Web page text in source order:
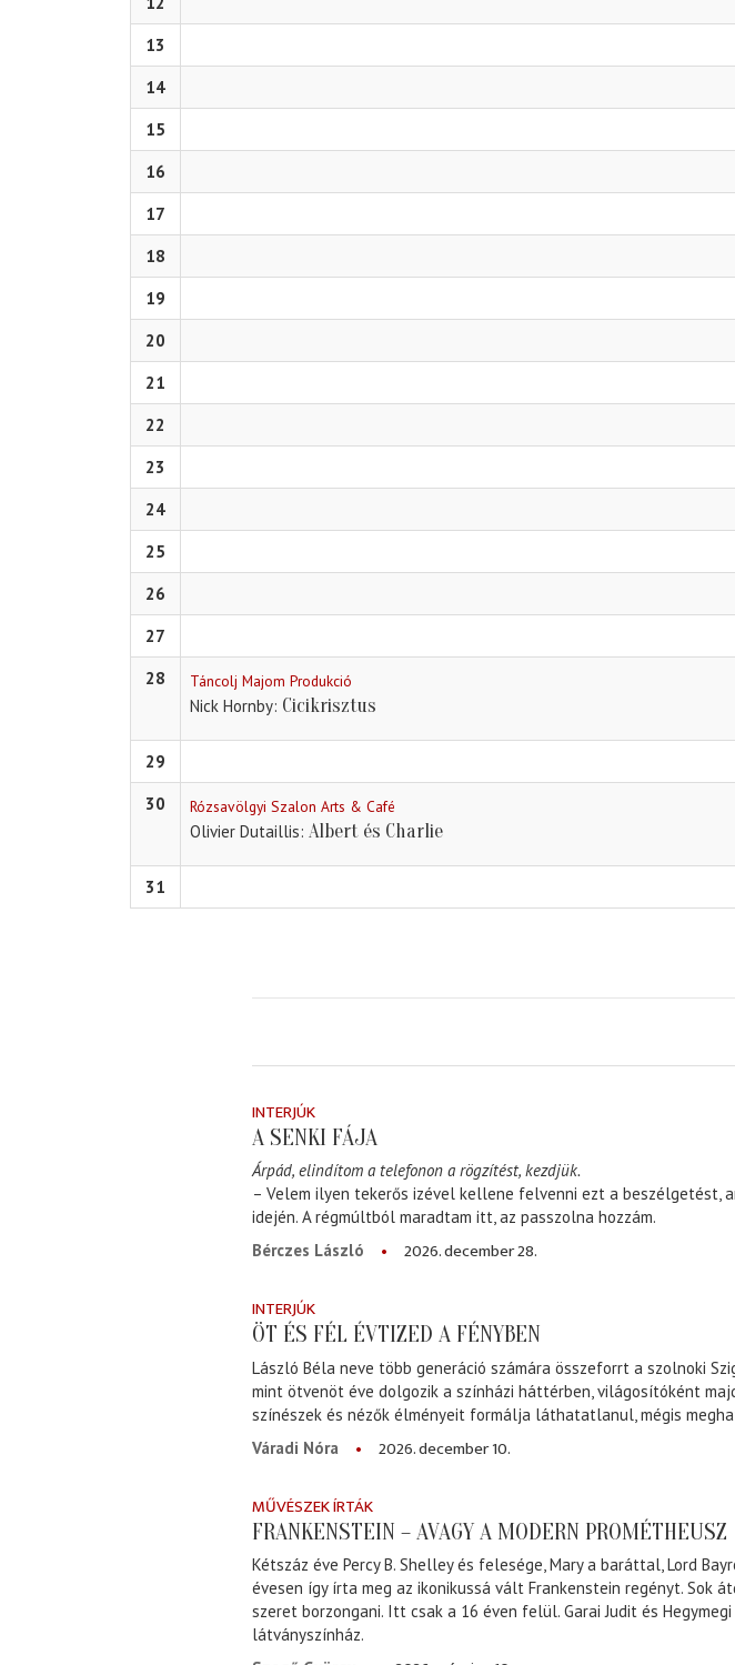
13
14
15
16
17
18
19
20
21
22
23
24
25
26
27
28
Táncolj Majom Produkció
Nick Hornby Cicikrisztus
29
30
Rózsavölgyi Szalon Arts & Café
Olivier Dutaillis Albert és Charlie
31
INTERJÚK
A SENKI FÁJA
Árpád, elindítom a telefonon a rögzítést, kezdjük.
– Velem ilyen tekerős izével kellene felvenni ezt a beszélgetést,
idején. A régmúltból maradtam itt, az passzolna hozzám.
Bérczes László
2026. december 28.
INTERJÚK
ÖT ÉS FÉL ÉVTIZED A FÉNYBEN
László Béla neve több generáció számára összeforrt a szolnoki
mint ötvenöt éve dolgozik a színházi háttérben, világosítóként
színészek és nézők élményeit formálja láthatatlanul, mégis
Váradi Nóra
2026. december 10.
MŰVÉSZEK ÍRTÁK
FRANKENSTEIN – AVAGY A MODERN PROMÉTHEUSZ
Kétszáz éve Percy B. Shelley és felesége, Mary a baráttal, Lord
évesen így írta meg az ikonikussá vált Frankenstein regényt. Sok
szeret borzongani. Itt csak a 16 éven felül. Garai Judit és
látványszínház.